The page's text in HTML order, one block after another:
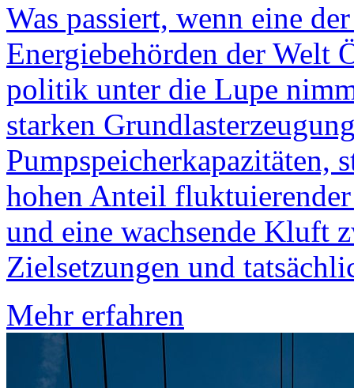
Was passiert, wenn eine
Energiebehörden der Welt
politik unter die Lupe
starken
Pumpspeicherkapazitäten,
hohen Anteil
und eine wachsende Kluft
Zielsetzungen und
Mehr erfahren